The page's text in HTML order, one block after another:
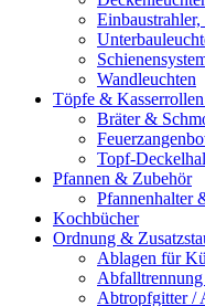
Wandleuchten
Töpfe &
Bräter &
Topf-
Pfannen & Zubehör
Pfannenhalter
Kochbücher
Ordnung &
Ablagen für
Abtropfgitter /